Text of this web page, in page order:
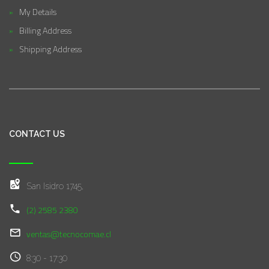
My Details
Billing Address
Shipping Address
CONTACT US
San Isidro 1745,
(2) 2585 2380
ventas@tecnocomae.cl
8:30 - 17:30